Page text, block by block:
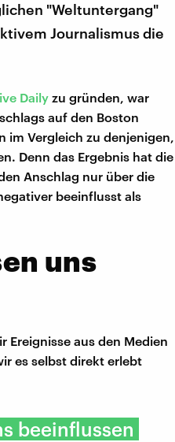
"Weltuntergang"
Journalismus die
Daily zu gründen, war
auf den Boston
im Vergleich zu denjenigen,
Denn das Ergebnis hat die
Anschlag nur über die
beeinflusst als
uns
Ereignisse aus den Medien
es selbst direkt erlebt
beeinflussen